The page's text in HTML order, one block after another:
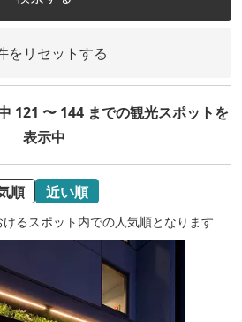
をリセットする
121 〜 144 までの観光スポットを
表示中
順 近い順
るスポット内での人気順となります